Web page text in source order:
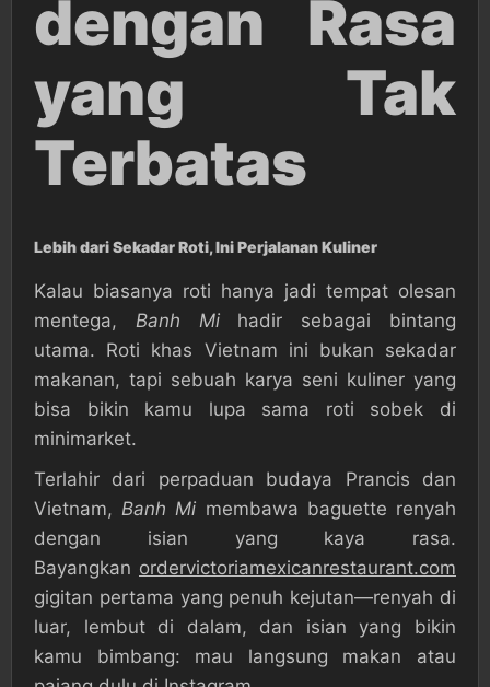
dengan Rasa
yang Tak
Terbatas
Lebih dari Sekadar Roti, Ini Perjalanan Kuliner
Kalau biasanya roti hanya jadi tempat olesan
mentega, Banh Mihadir sebagai bintang
utama. Roti khas Vietnam ini bukan sekadar
makanan, tapi sebuah karya seni kuliner yang
bisa bikin kamu lupa sama roti sobek di
minimarket.
Terlahir dari perpaduan budaya Prancis dan
Vietnam, Banh Mi membawa baguette renyah
dengan isian yang kaya rasa.
Bayangkan ordervictoriamexicanrestaurant.com
gigitan pertama yang penuh kejutan—renyah di
luar, lembut di dalam, dan isian yang bikin
kamu bimbang: mau langsung makan atau